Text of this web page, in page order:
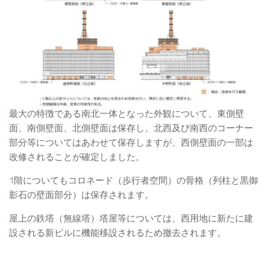
最大の特徴である南北一体となった外観について、東側壁
面、南側壁面、北側壁面は保存し、北西及び南西のコーナー
部分等についてはあわせて保存しますが、西側壁面の一部は
改修されることが確定しました。
1階についてもコロネード（歩行者空間）の骨格（列柱と黒御
影石の壁面部分）は保存されます。
屋上の鉄塔（無線塔）塔屋等については、西用地に新たに建
設される新ビルに機能移設されるため撤去されます。